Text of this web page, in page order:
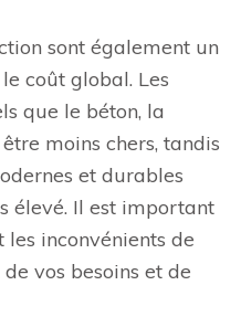
sont également un
coût global. Les
que le béton, la
moins chers, tandis
et durables
élevé. Il est important
les inconvénients de
vos besoins et de